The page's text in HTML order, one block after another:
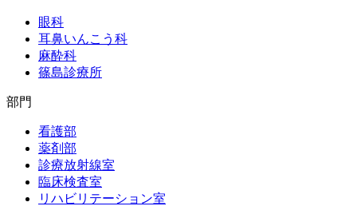
眼科
耳鼻いんこう科
麻酔科
篠島診療所
部門
看護部
薬剤部
診療放射線室
臨床検査室
リハビリテーション室